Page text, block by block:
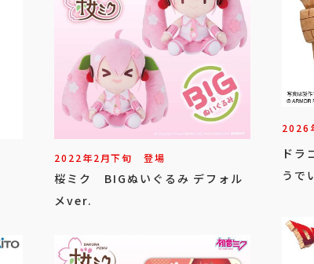
2022年2月下旬 登場
桜ミク BIGぬいぐるみ デフォル
メver.
2026
ド
うで